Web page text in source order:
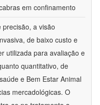
em confinamento
a visão
de baixo custo e
utilizada para avaliação e
quantitativo, de
e Bem Estar Animal
mercadológicas. O